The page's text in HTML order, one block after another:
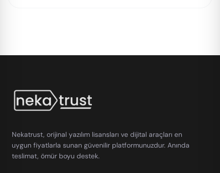
Nekatrust, orijinal yazılım lisansları ve dijital araçları en
uygun fiyatlarla sunan güvenilir platformunuzdur. Anında
teslimat, ömür boyu destek.